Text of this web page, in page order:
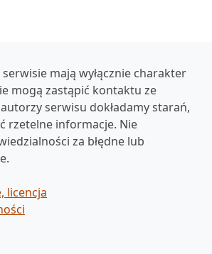
mają wyłącznie charakter
mogą zastąpić kontaktu ze
serwisu dokładamy starań,
rzetelne informacje. Nie
za błędne lub
licencja